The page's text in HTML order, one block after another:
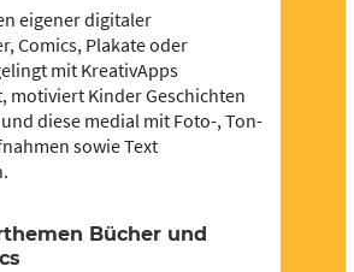
eigener digitaler
Comics, Plakate oder
mit KreativApps
motiviert Kinder Geschichten
diese medial mit Foto-, Ton-
sowie Text
Bücher und